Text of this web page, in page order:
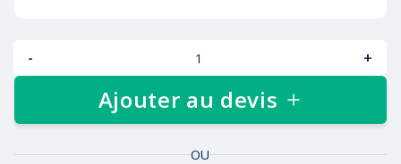
- +
Ajouter au devis
OU